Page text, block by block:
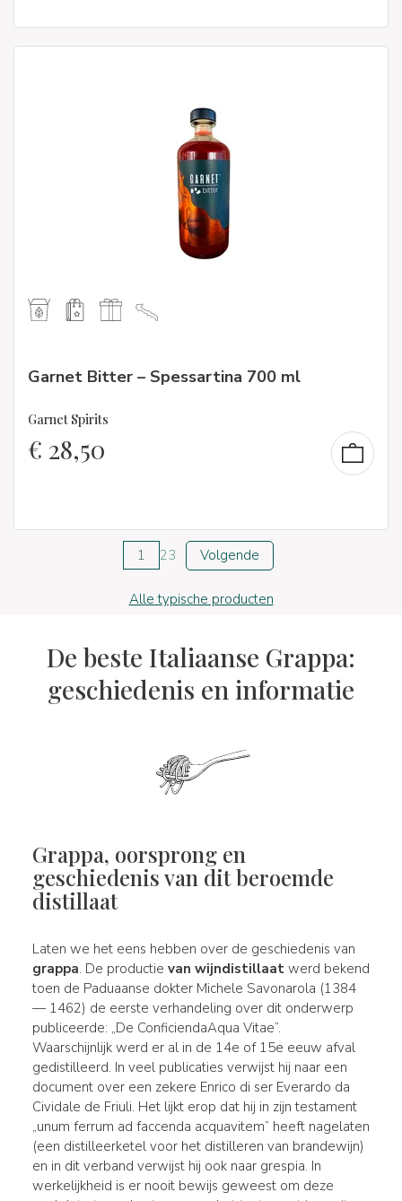
Garnet Bitter – Spessartina 700 ml
Garnet Spirits
€ 28,50
1 23 Volgende
Alle typische producten
De beste Italiaanse Grappa:
geschiedenis en informatie
Grappa, oorsprong en
geschiedenis van dit beroemde
distillaat
Laten we het eens hebben over de geschiedenis van
grappa. De productie van wijndistillaatwerd bekend
toen de Paduaanse dokter Michele Savonarola (1384
— 1462) de eerste verhandeling over dit onderwerp
publiceerde: „De ConficiendaAqua Vitae”.
Waarschijnlijk werd er al in de 14e of 15e eeuw afval
gedistilleerd. In veel publicaties verwijst hij naar een
document over een zekere Enrico di ser Everardo da
Cividale de Friuli. Het lijkt erop dat hij in zijn testament
„unum ferrum ad faccenda acquavitem” heeft nagelaten
(een distilleerketel voor het distilleren van brandewijn)
en in dit verband verwijst hij ook naar grespia. In
werkelijkheid is er nooit bewijs geweest om deze